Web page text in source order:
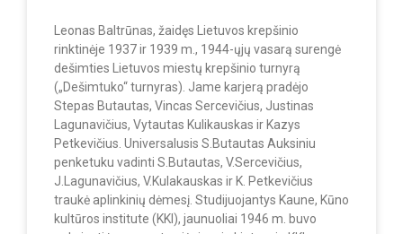
Leonas Baltrūnas, žaidęs Lietuvos krepšinio
rinktinėje 1937 ir 1939 m., 1944-ųjų vasarą surengė
dešimties Lietuvos miestų krepšinio turnyrą
(„Dešimtuko“ turnyras). Jame karjerą pradėjo
Stepas Butautas, Vincas Sercevičius, Justinas
Lagunavičius, Vytautas Kulikauskas ir Kazys
Petkevičius. Universalusis S.Butautas Auksiniu
penketuku vadinti S.Butautas, V.Sercevičius,
J.Lagunavičius, V.Kulakauskas ir K. Petkevičius
traukė aplinkinių dėmesį. Studijuojantys Kaune, Kūno
kultūros institute (KKI), jaunuoliai 1946 m. buvo